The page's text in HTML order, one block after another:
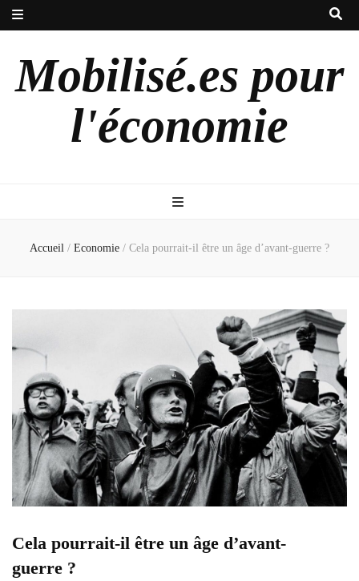
Mobilisé.es pour
l'économie
Accueil / Economie / Cela pourrait-il être un âge d’avant-guerre ?
Cela pourrait-il être un âge d’avant-
guerre ?